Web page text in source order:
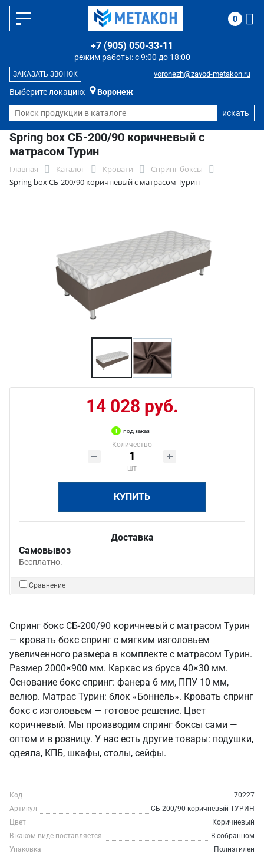
Выберите локацию: Воронеж
режим работы: с 9:00 до 18:00
+7 (905) 050-33-11
voronezh@zavod-metakon.ru
ЗАКАЗАТЬ ЗВОНОК
0
Spring box СБ-200/90 коричневый с
матрасом Турин
Главная Каталог Кровати
Спринг боксы
Spring box СБ-200/90 коричневый с матрасом Турин
14 028 руб.
под заказ
Количество
шт
КУПИТЬ
Доставка
Самовывоз
Бесплатно.
Сравнение
Спринг бокс СБ-200/90 коричневый с матрасом Турин
— кровать бокс спринг с мягким изголовьем
увеличенного размера в комплекте с матрасом Турин.
Размер 2000×900 мм. Каркас из бруса 40×30 мм.
Основание бокс спринг: фанера 6 мм, ППУ 10 мм,
велюр. Матрас Турин: блок «Боннель». Кровать спринг
бокс с изголовьем — готовое решение. Цвет
коричневый. Мы производим спринг боксы сами —
оптом и в розницу. У нас есть другие товары: подушки,
одеяла, КПБ, шкафы, столы, сейфы.
Код
70227
Артикул
СБ-200/90 коричневый ТУРИН
Цвет
Коричневый
В каком виде поставляется
В собранном
Упаковка
Полиэтилен